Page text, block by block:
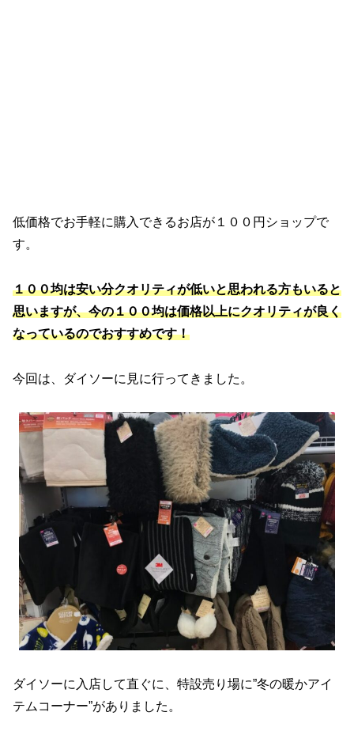
低価格でお手軽に購入できるお店が１００円ショップで
す。
１００均は安い分クオリティが低いと思われる方もいると
思いますが、今の１００均は価格以上にクオリティが良く
なっているのでおすすめです！
今回は、ダイソーに見に行ってきました。
ダイソーに入店して直ぐに、特設売り場に”冬の暖かアイ
テムコーナー”がありました。